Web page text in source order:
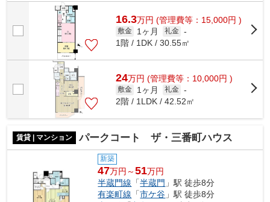
16.3万円 (管理費等：15,000円 )
敷金 1ヶ月 礼金 -
1階 / 1DK / 30.55㎡
24万円 (管理費等：10,000円 )
敷金 1ヶ月 礼金 -
2階 / 1LDK / 42.52㎡
賃貸 | マンション パークコート ザ・三番町ハウス
新築
47万円～51万円
半蔵門線 「半蔵門 」駅 徒歩8分
有楽町線 「市ケ谷 」駅 徒歩8分